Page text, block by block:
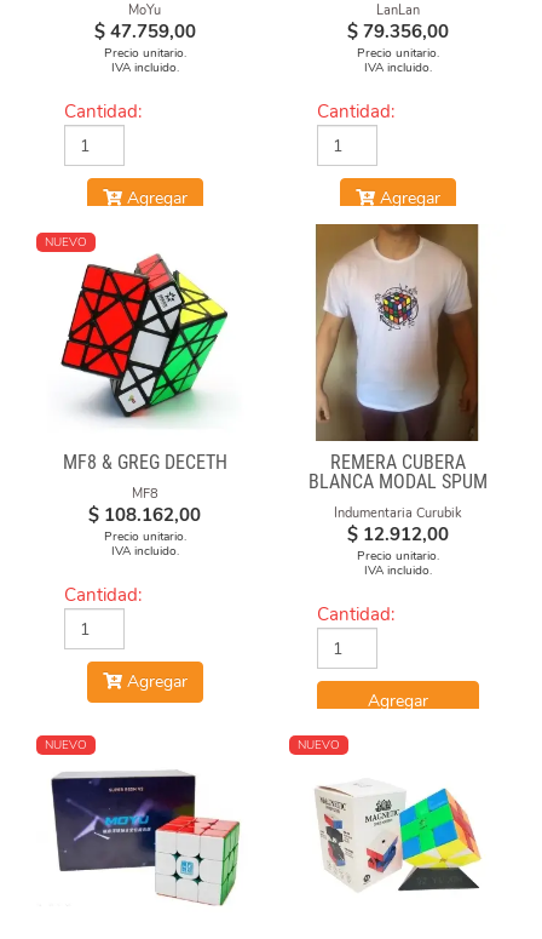
MoYu
$ 47.759,00
Precio unitario.
IVA incluido.
Cantidad:
Agregar
LanLan
$ 79.356,00
Precio unitario.
IVA incluido.
Cantidad:
Agregar
NUEVO
MF8 & GREG DECETH
MF8
$ 108.162,00
Precio unitario.
IVA incluido.
Cantidad:
Agregar
REMERA CUBERA
BLANCA MODAL SPUM
CUBO CON FORMULAS
Indumentaria Curubik
$ 12.912,00
Precio unitario.
IVA incluido.
Cantidad:
Agregar
NUEVO NUEVO